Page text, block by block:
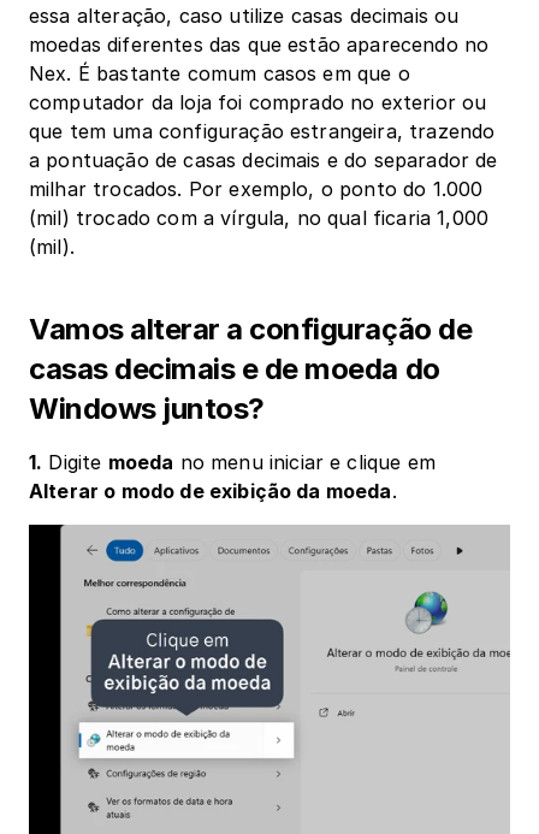
essa alteração, caso utilize casas decimais ou
moedas diferentes das que estão aparecendo no
Nex. É bastante comum casos em que o
computador da loja foi comprado no exterior ou
que tem uma configuração estrangeira, trazendo
a pontuação de casas decimais e do separador de
milhar trocados. Por exemplo, o ponto do 1.000
(mil) trocado com a vírgula, no qual ficaria 1,000
(mil).
Vamos alterar a configuração de
casas decimais e de moeda do
Windows juntos?
1. Digite moeda
no menu iniciar e clique em
Alterar o modo de exibição da moeda.